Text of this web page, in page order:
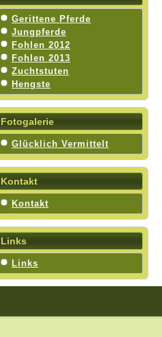
Gerittene Pferde
Jungpferde
Fohlen 2012
Fohlen 2013
Zuchtstuten
Hengste
Fotogalerie
Glücklich Vermittelt
Kontakt
Kontakt
Links
Links